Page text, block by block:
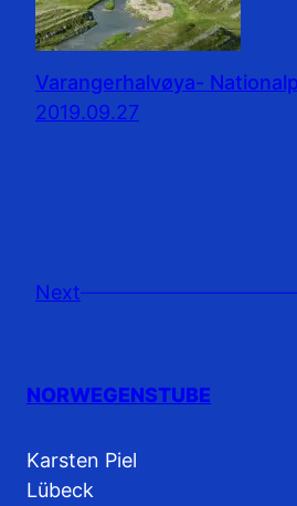
Varangerhalvøya-
2019.09.27
Next
NORWEGENSTUBE
Karsten Piel
Lübeck